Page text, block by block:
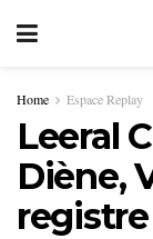
Home Espace Replay
Leeral
Diène,